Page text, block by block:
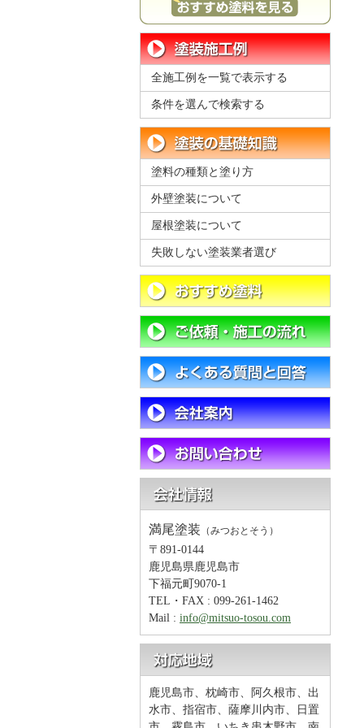
全施工例を一覧で表示する
条件を選んで検索する
塗料の種類と塗り方
外壁塗装について
屋根塗装について
失敗しない塗装業者選び
満尾塗装 （みつおとそう）
〒891-0144
鹿児島県鹿児島市
下福元町9070-1
TEL・FAX : 099-261-1462
Mail : info@mitsuo-tosou.com
鹿児島市、枕崎市、阿久根市、出
水市、指宿市、薩摩川内市、日置